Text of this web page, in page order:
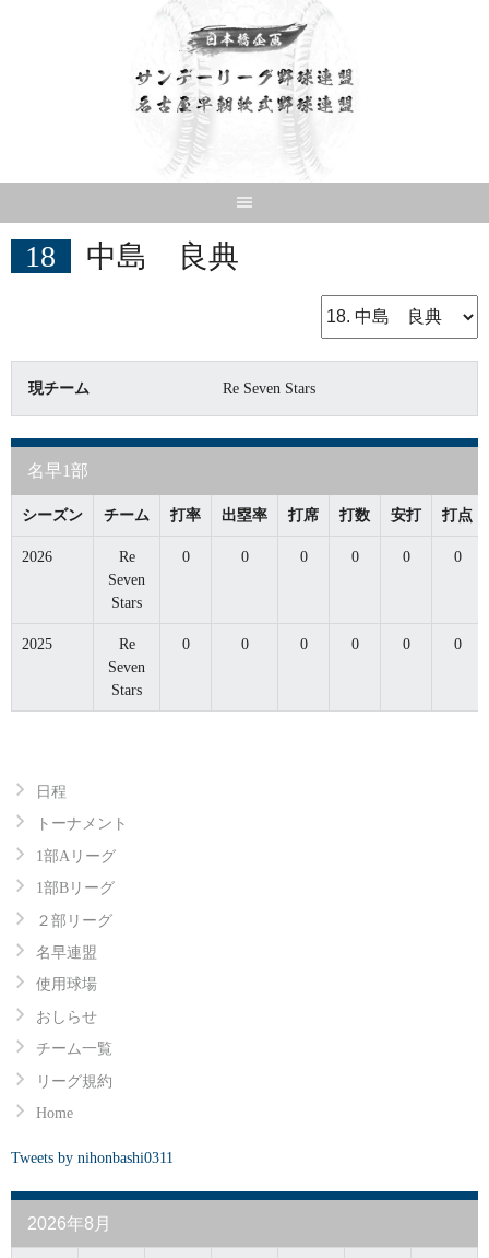
18 中島 良典
現チーム Re Seven Stars
名早1部
シーズン チーム 打率 出塁率 打席 打数 安打 打点
2026
Re
Seven
Stars
0 0 0 0 0 0
2025
Re
Seven
Stars
0 0 0 0 0 0
日程
トーナメント
1部Aリーグ
1部Bリーグ
２部リーグ
名早連盟
使用球場
おしらせ
チーム一覧
リーグ規約
Home
Tweets by nihonbashi0311
2026年8月